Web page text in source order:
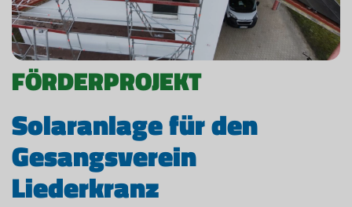
FÖRDERPROJEKT
Solaranlage für den
Gesangsverein
Liederkranz